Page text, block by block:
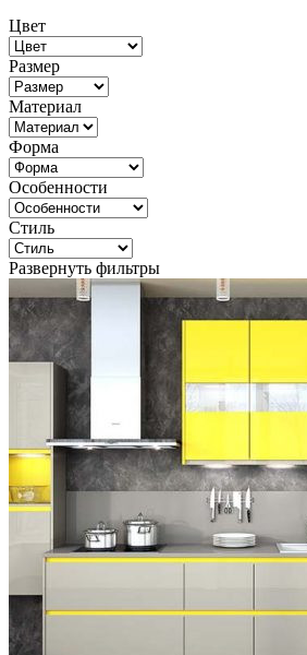
Цвет
Размер
Материал
Форма
Особенности
Стиль
Развернуть фильтры